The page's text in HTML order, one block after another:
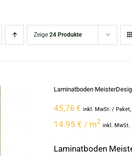
Zeige 24 Produkte
Laminatboden
45,76 € inkl. MwSt. / Paket,
14.95 € / m2
inkl. MwSt.
Laminatboden